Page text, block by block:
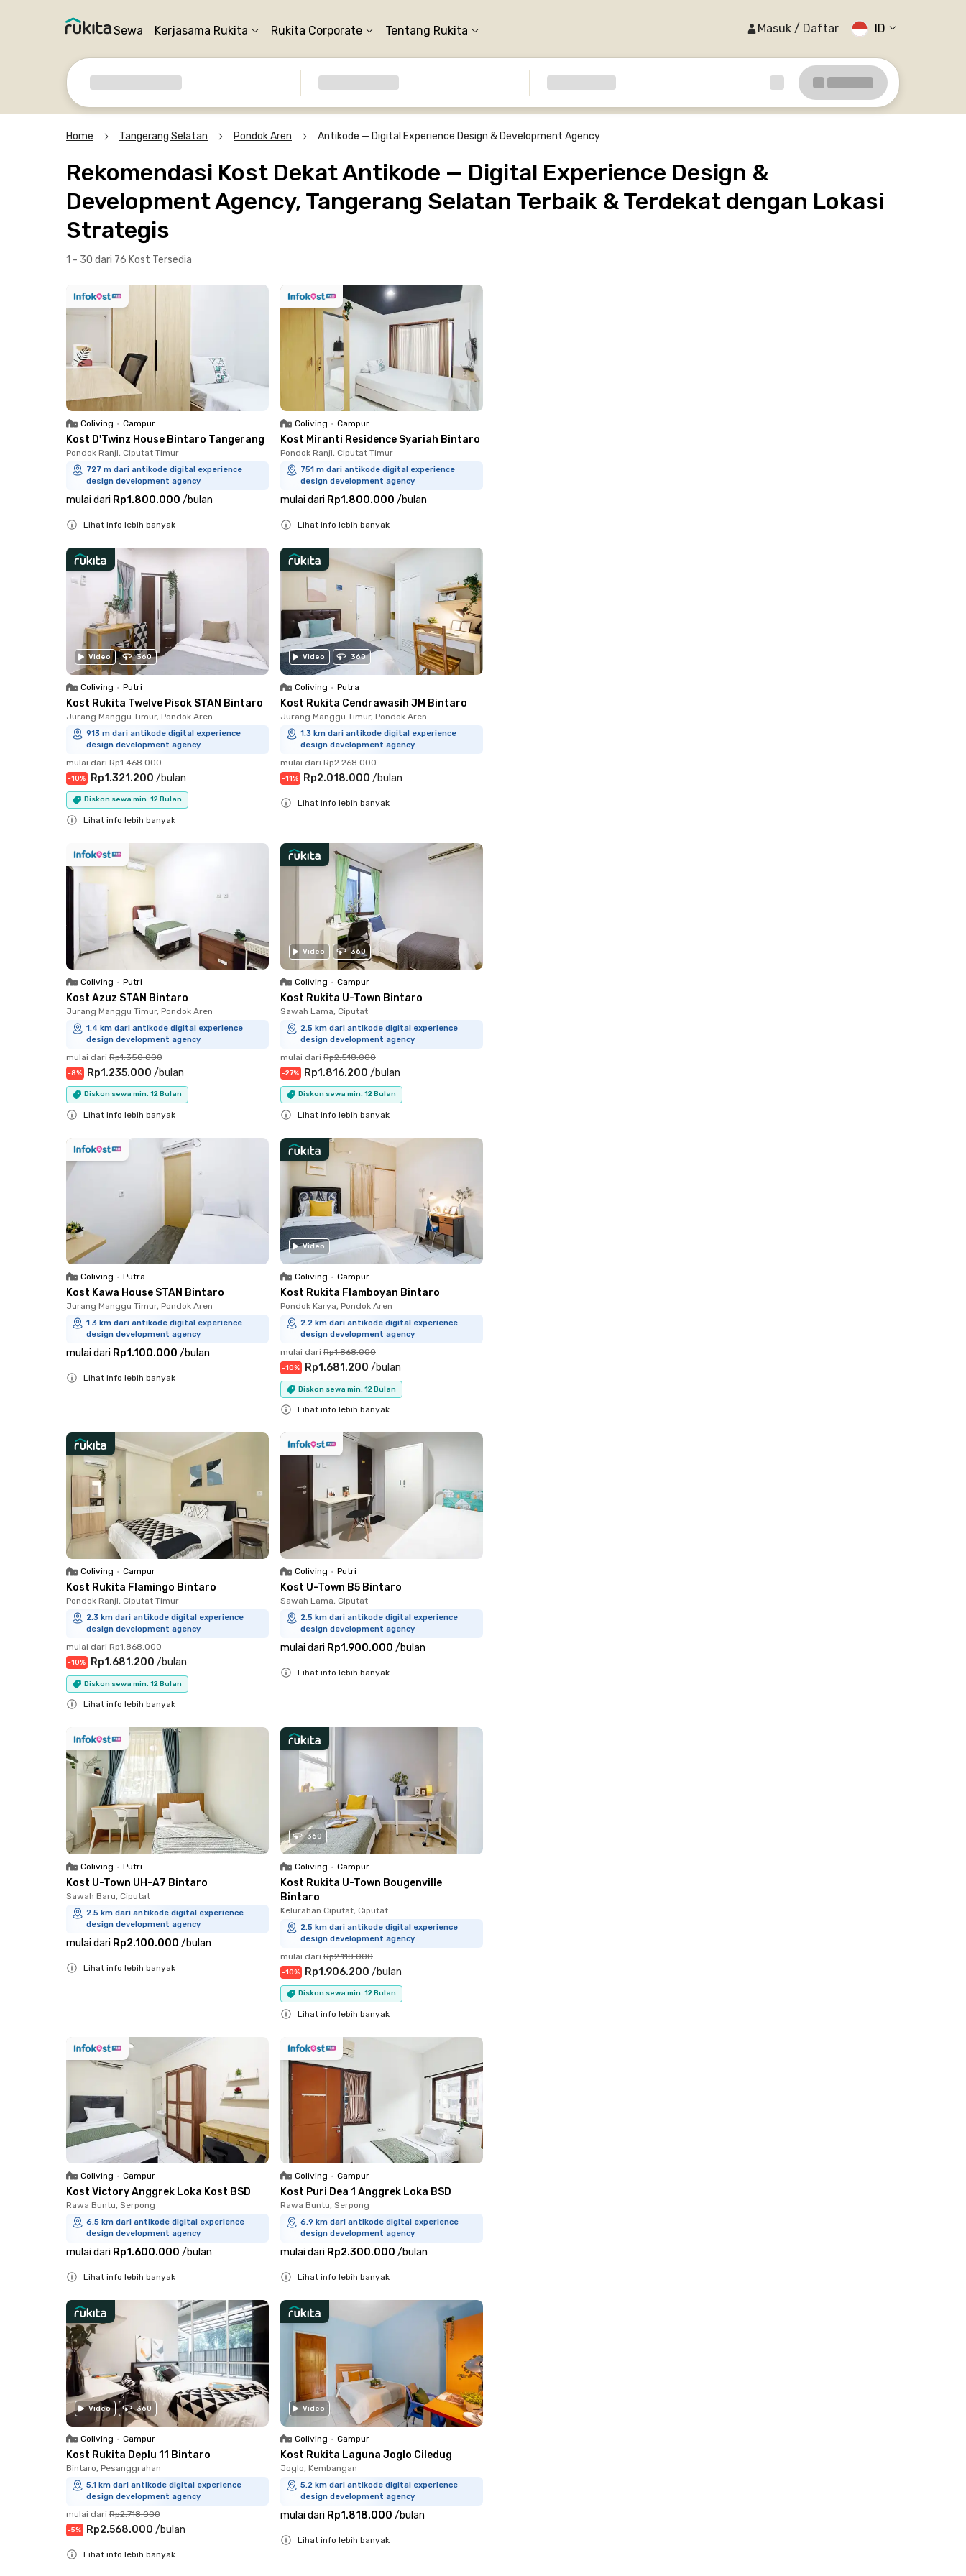
Sewa Kerjasama Rukita Rukita Corporate Tentang Rukita Masuk / Daftar ID
Home Tangerang Selatan Pondok Aren Antikode — Digital Experience Design & Development Agency
Rekomendasi Kost Dekat Antikode — Digital Experience Design &
Development Agency, Tangerang Selatan Terbaik & Terdekat dengan Lokasi
Strategis
1 - 30 dari 76 Kost Tersedia
Coliving • Campur
Kost D'Twinz House Bintaro Tangerang
Pondok Ranji, Ciputat Timur
727 m dari antikode digital experience
design development agency
mulai dari Rp1.800.000 /bulan
Lihat info lebih banyak
Coliving • Campur
Kost Miranti Residence Syariah Bintaro
Pondok Ranji, Ciputat Timur
751 m dari antikode digital experience
design development agency
mulai dari Rp1.800.000 /bulan
Lihat info lebih banyak
Video 360
Coliving • Putri
Kost Rukita Twelve Pisok STAN Bintaro
Jurang Manggu Timur, Pondok Aren
913 m dari antikode digital experience
design development agency
mulai dari Rp1.468.000
-10% Rp1.321.200 /bulan
Diskon sewa min. 12 Bulan
Lihat info lebih banyak
Video 360
Coliving • Putra
Kost Rukita Cendrawasih JM Bintaro
Jurang Manggu Timur, Pondok Aren
1.3 km dari antikode digital experience
design development agency
mulai dari Rp2.268.000
-11% Rp2.018.000 /bulan
Lihat info lebih banyak
Coliving • Putri
Kost Azuz STAN Bintaro
Jurang Manggu Timur, Pondok Aren
1.4 km dari antikode digital experience
design development agency
mulai dari Rp1.350.000
-8% Rp1.235.000 /bulan
Diskon sewa min. 12 Bulan
Lihat info lebih banyak
Video 360
Coliving • Campur
Kost Rukita U-Town Bintaro
Sawah Lama, Ciputat
2.5 km dari antikode digital experience
design development agency
mulai dari Rp2.518.000
-27% Rp1.816.200 /bulan
Diskon sewa min. 12 Bulan
Lihat info lebih banyak
Coliving • Putra
Kost Kawa House STAN Bintaro
Jurang Manggu Timur, Pondok Aren
1.3 km dari antikode digital experience
design development agency
mulai dari Rp1.100.000 /bulan
Lihat info lebih banyak
Video
Coliving • Campur
Kost Rukita Flamboyan Bintaro
Pondok Karya, Pondok Aren
2.2 km dari antikode digital experience
design development agency
mulai dari Rp1.868.000
-10% Rp1.681.200 /bulan
Diskon sewa min. 12 Bulan
Lihat info lebih banyak
Coliving • Campur
Kost Rukita Flamingo Bintaro
Pondok Ranji, Ciputat Timur
2.3 km dari antikode digital experience
design development agency
mulai dari Rp1.868.000
-10% Rp1.681.200 /bulan
Diskon sewa min. 12 Bulan
Lihat info lebih banyak
Coliving • Putri
Kost U-Town B5 Bintaro
Sawah Lama, Ciputat
2.5 km dari antikode digital experience
design development agency
mulai dari Rp1.900.000 /bulan
Lihat info lebih banyak
Coliving • Putri
Kost U-Town UH-A7 Bintaro
Sawah Baru, Ciputat
2.5 km dari antikode digital experience
design development agency
mulai dari Rp2.100.000 /bulan
Lihat info lebih banyak
360
Coliving • Campur
Kost Rukita U-Town Bougenville
Bintaro
Kelurahan Ciputat, Ciputat
2.5 km dari antikode digital experience
design development agency
mulai dari Rp2.118.000
-10% Rp1.906.200 /bulan
Diskon sewa min. 12 Bulan
Lihat info lebih banyak
Coliving • Campur
Kost Victory Anggrek Loka Kost BSD
Rawa Buntu, Serpong
6.5 km dari antikode digital experience
design development agency
mulai dari Rp1.600.000 /bulan
Lihat info lebih banyak
Coliving • Campur
Kost Puri Dea 1 Anggrek Loka BSD
Rawa Buntu, Serpong
6.9 km dari antikode digital experience
design development agency
mulai dari Rp2.300.000 /bulan
Lihat info lebih banyak
Video 360
Coliving • Campur
Kost Rukita Deplu 11 Bintaro
Bintaro, Pesanggrahan
5.1 km dari antikode digital experience
design development agency
mulai dari Rp2.718.000
-5% Rp2.568.000 /bulan
Lihat info lebih banyak
Video
Coliving • Campur
Kost Rukita Laguna Joglo Ciledug
Joglo, Kembangan
5.2 km dari antikode digital experience
design development agency
mulai dari Rp1.818.000 /bulan
Lihat info lebih banyak